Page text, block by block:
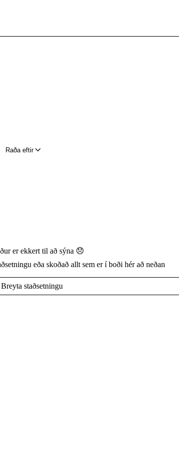
Raða eftir
er ekkert til að sýna 😞
eða skoðað allt sem er í boði hér að neðan
Breyta staðsetningu